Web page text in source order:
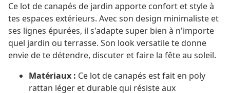
Ce lot de canapés de jardin apporte confort et style à
tes espaces extérieurs. Avec son design minimaliste et
ses lignes épurées, il s'adapte super bien à n'importe
quel jardin ou terrasse. Son look versatile te donne
envie de te détendre, discuter et faire la fête au soleil.
Matériaux : Ce lot de canapés est fait en poly
rattan léger et durable qui résiste aux